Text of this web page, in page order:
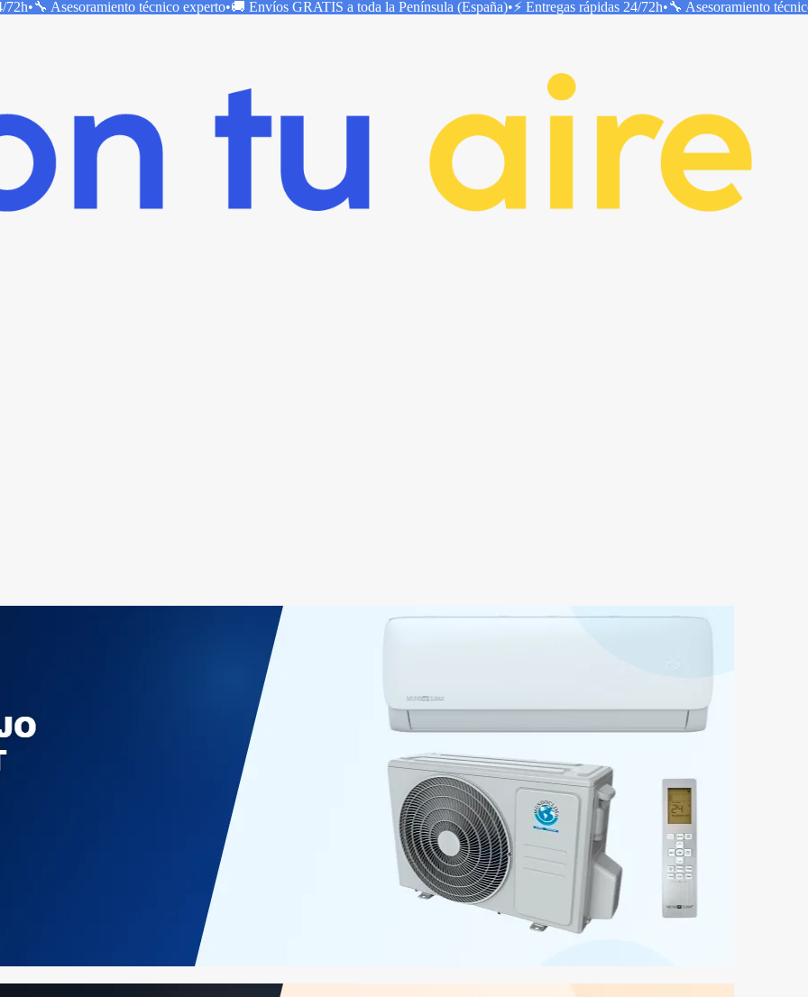
72h•🔧 Asesoramiento técnico experto•🚚 Envíos GRATIS a toda la Península (España)•⚡ Entregas rápidas 24/72h•🔧 Asesoramiento